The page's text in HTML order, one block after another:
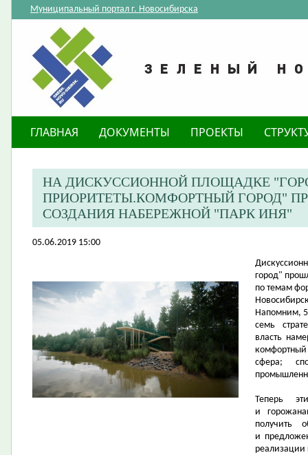
Муниципальный портал г. Новосибирска
ГЛАВНАЯ ДОКУМЕНТЫ ПРОЕКТЫ
НА ДИСКУССИОННОЙ ПЛОЩАДКЕ
ПРИОРИТЕТЫ.КОМФОРТНЫЙ ГОРОД"
СОЗДАНИЯ НАБЕРЕЖНОЙ "ПАРК ИНЯ"
05.06.2019 15:00
город"
по темам
Напомним, 5
семь
власть
сфера;
Теперь
и
получить
и
реализации